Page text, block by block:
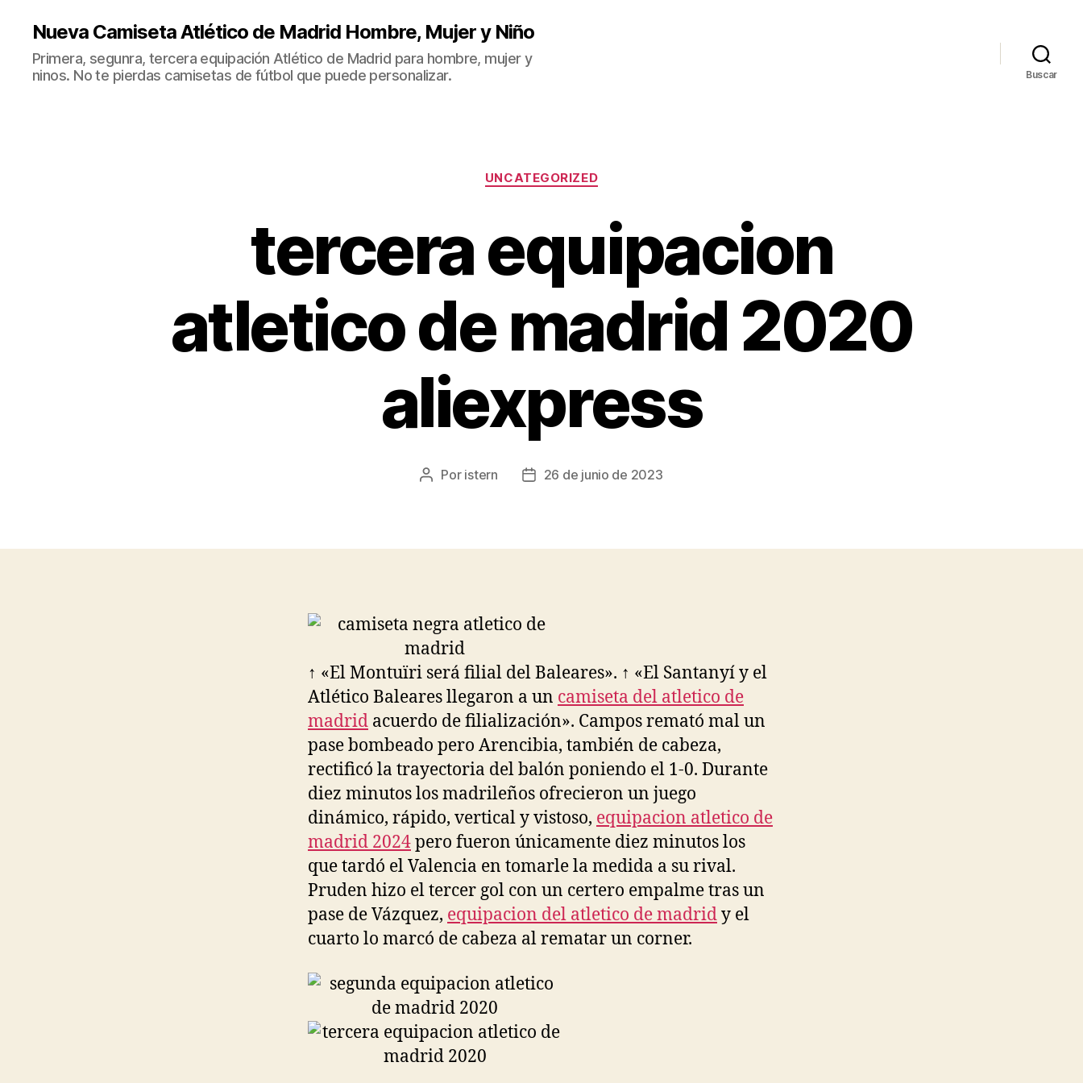
Nueva Camiseta Atlético de Madrid Hombre, Mujer y Niño
Primera, segunra, tercera equipación Atlético de Madrid para hombre, mujer y
ninos. No te pierdas camisetas de fútbol que puede personalizar.
Buscar
Categorías
UNCATEGORIZED
tercera equipacion
atletico de madrid 2020
aliexpress
Autor
Por istern
Fecha26 de junio de 2023
↑ «El Montuïri será filial del Baleares». ↑ «El Santanyí y el
Atlético Baleares llegaron a un camiseta del atletico de
madrid acuerdo de filialización». Campos remató mal un
pase bombeado pero Arencibia, también de cabeza,
rectificó la trayectoria del balón poniendo el 1-0. Durante
diez minutos los madrileños ofrecieron un juego
dinámico, rápido, vertical y vistoso, equipacion atletico de
madrid 2024pero fueron únicamente diez minutos los
que tardó el Valencia en tomarle la medida a su rival.
Pruden hizo el tercer gol con un certero empalme tras un
pase de Vázquez, equipacion del atletico de madridy el
cuarto lo marcó de cabeza al rematar un corner.